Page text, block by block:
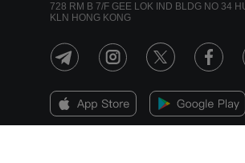
728 RM B 7/F GEE LOK IND BLDG NO 34
KLN HONG KONG